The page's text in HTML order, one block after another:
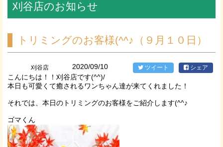
刈谷店のお知らせ
トリミングのお客様(^^♪（９月１０日）
刈谷店 2020/09/10 ツイート シェア
こんにちは！！刈谷店です(^^)/
本日も可愛くて癒されるワンちゃん達が来てくれました！
それでは、本日のトリミングのお客様をご紹介します(^^♪
ゴマくん